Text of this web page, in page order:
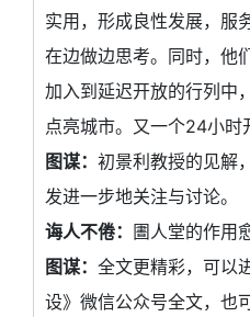
实用，形成良性发展，服
在边做边思考。同时，他
加入到延迟开放的行列中
点亮城市。又一个24小时
图谋： 初景利教授的见解
发进一步地关注与讨论。
诲人不倦： 圕人堂的作用
图谋： 全文更精彩，可以
设》微信公众号全文，也